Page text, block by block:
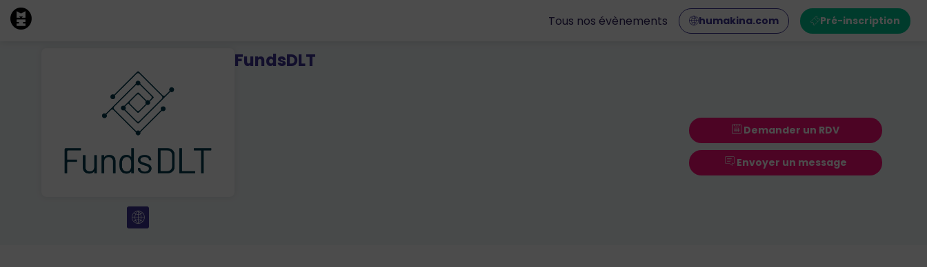
Tous nos évènements humakina.com Pré-inscription
Demander un RDV
Envoyer un message
FundsDLT